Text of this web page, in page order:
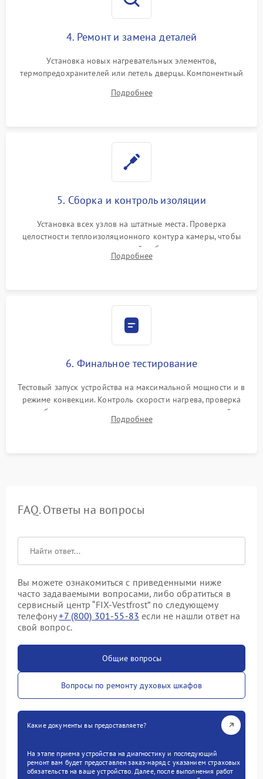
4. Ремонт и замена деталей
Установка новых нагревательных элементов,
термопредохранителей или петель дверцы. Компонентный
выгоревших реле, восстановление контактов и замена
Подробнее
5. Сборка и контроль изоляции
Установка всех узлов на штатные места. Проверка
целостности теплоизоляционного контура камеры, чтобы
исключить перегрев кухонной мебели и потерю тепла.
Надежная фиксация клемм и сборка корпуса шкафа.
Подробнее
6. Финальное тестирование
Тестовый запуск устройства на максимальной мощности и в
режиме конвекции. Контроль скорости нагрева, проверка
срабатывания термостата при достижении заданной
температуры и тест на отсутствие утечек тока.
Подробнее
FAQ. Ответы на вопросы
Вы можете ознакомиться с приведенными ниже
часто задаваемыми вопросами, либо обратиться в
сервисный центр “FIX-Vestfrost” по следующему
телефону+7 (800) 301-55-83 если не нашли ответ на
свой вопрос.
Общие вопросы
Вопросы по ремонту духовых шкафов
Какие документы вы предоставляете?
На этапе приема устройства на диагностику и последующий
ремонт вам будет предоставлен заказ-наряд с указанием страховых
обязательств на ваше устройство. Далее, после выполнения работ